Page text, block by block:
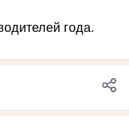
года.